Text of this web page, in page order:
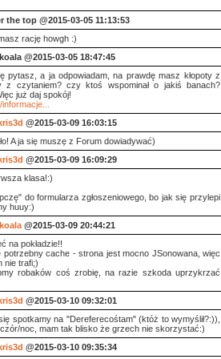
the top@2015-03-05 11:13:53
rację howgh :)
koala @2015-03-05 18:47:45
pytasz, a ja odpowiadam, na prawdę masz kłopoty z
z czytaniem? czy ktoś wspominał o jakiś banach?
już daj spokój!
@2015-03-09 16:03:15
A ja się muszę z Forum dowiadywać)
@2015-03-09 16:09:29
klasa!:)
do formularza zgłoszeniowego, bo jak się przylepi
huuy:)
koala @2015-03-09 20:44:21
na pokładzie!!
potrzebny cache - strona jest mocno JSonowana, więc
nie trafi;)
robaków coś zrobię, na razie szkoda uprzykrzać
@2015-03-10 09:32:01
spotkamy na "Dereferecośtam" (któż to wymyślił?:)),
noc, mam tak blisko że grzech nie skorzystać:)
@2015-03-10 09:35:34